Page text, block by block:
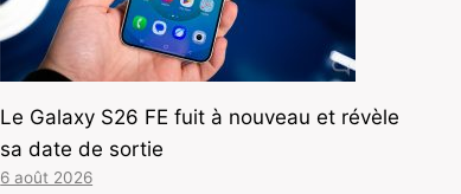
Le Galaxy S26 FE fuit à nouveau et révèle
sa date de sortie
6 août 2026